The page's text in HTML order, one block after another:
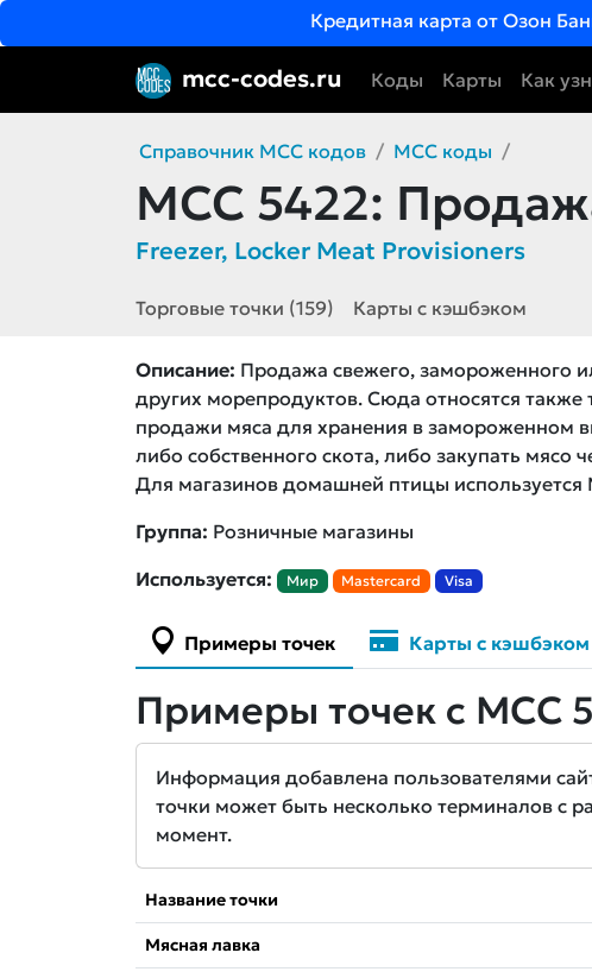
Кредитная карта от Озон
mcc-codes.ru Коды Карты Как
Справочник MCC кодов MCC коды
MCC 5422:
Freezer, Locker Meat Provisioners
Торговые точки (159) Карты с кэшбэком
Описание: Продажа свежего, замороженного
других морепродуктов. Сюда относятся
продажи мяса для хранения в замороженном
либо собственного скота, либо закупать мясо
Для магазинов домашней птицы используется
Группа: Розничные магазины
Используется:
Мир Mastercard Visa
Примеры точек Карты с кэшбэком
Примеры точек с MCC
Информация добавлена пользователями
точки может быть несколько терминалов с
момент.
Название точки
Мясная лавка